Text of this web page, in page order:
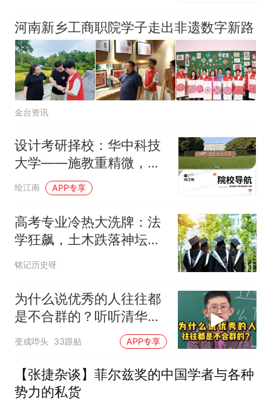
河南新乡工商职院学子走出非遗数字新路
金台资讯
设计考研择校：华中科技
大学——施教重精微，择
校万里随，长春绘江南
绘江南 APP专享
高考专业冷热大洗牌：法
学狂飙，土木跌落神坛，
AI招生暴增
铭记历史呀
为什么说优秀的人往往都
是不合群的？听听清华学
霸怎么说
变成哔头 33跟贴 APP专享
【张捷杂谈】菲尔兹奖的中国学者与各种
势力的私货